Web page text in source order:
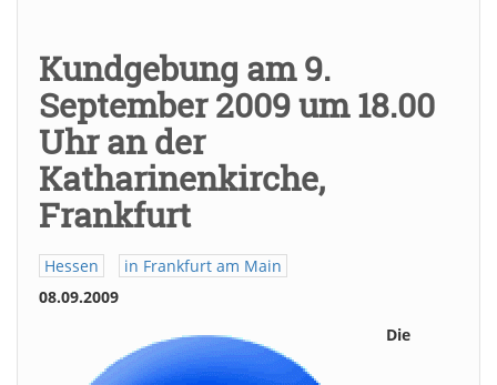
Kundgebung am 9.
September 2009 um 18.00
Uhr an der
Katharinenkirche,
Frankfurt
Hessen
in Frankfurt am Main
08.09.2009
Die